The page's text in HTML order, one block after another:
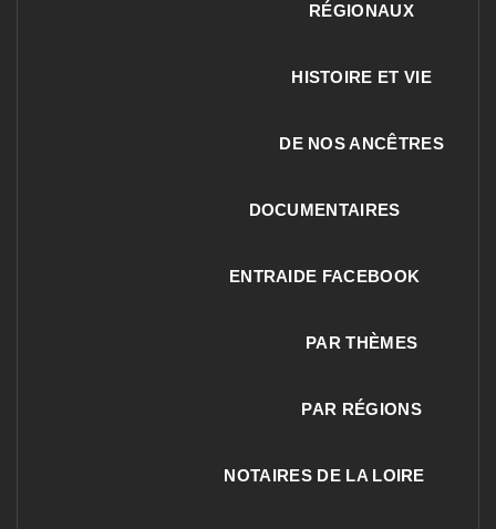
RÉGIONAUX
HISTOIRE ET VIE
DE NOS ANCÊTRES
DOCUMENTAIRES
ENTRAIDE FACEBOOK
PAR THÈMES
PAR RÉGIONS
NOTAIRES DE LA LOIRE